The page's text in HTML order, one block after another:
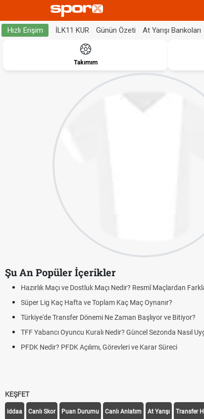
Hızlı Erişim İLK11 KUR Günün Özeti At Yarışı Bankoları
Takımım
Şu An Popüler İçerikler
Hazırlık Maçı ve Dostluk Maçı Nedir? Resmî Maçlardan
Süper Lig Kaç Hafta ve Toplam Kaç Maç Oynanır?
Türkiye'de Transfer Dönemi Ne Zaman Başlıyor ve Bitiyor?
TFF Yabancı Oyuncu Kuralı Nedir? Güncel Sezonda Nasıl
PFDK Nedir? PFDK Açılımı, Görevleri ve Karar Süreci
KEŞFET
iddaa Canlı Skor Puan Durumu Canlı Anlatım At Yarışı Transfer